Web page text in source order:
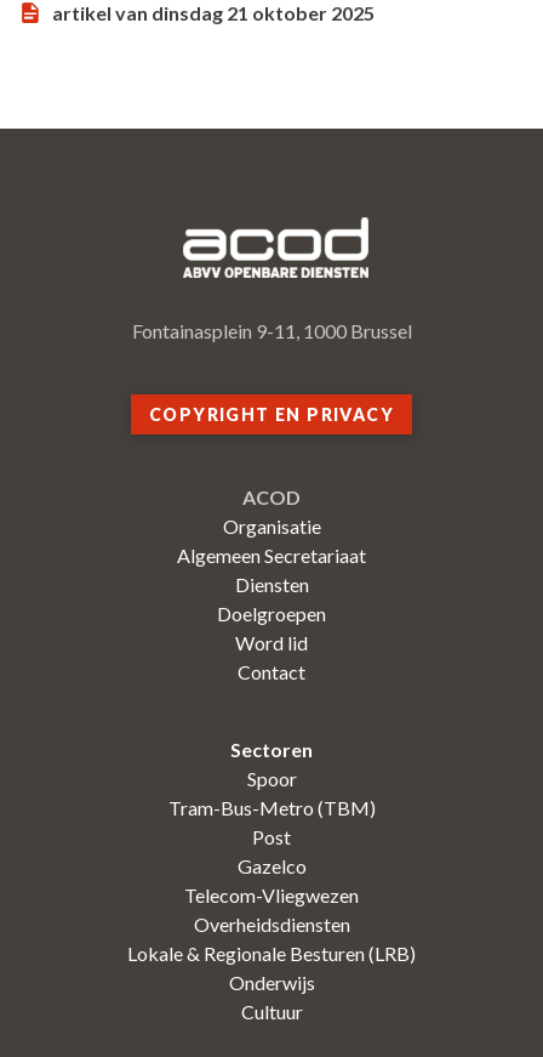
artikel van dinsdag 21 oktober 2025
Fontainasplein 9-11, 1000 Brussel
COPYRIGHT EN PRIVACY
ACOD
Organisatie
Algemeen Secretariaat
Diensten
Doelgroepen
Word lid
Contact
Sectoren
Spoor
Tram-Bus-Metro (TBM)
Post
Gazelco
Telecom-Vliegwezen
Overheidsdiensten
Lokale & Regionale Besturen (LRB)
Onderwijs
Cultuur